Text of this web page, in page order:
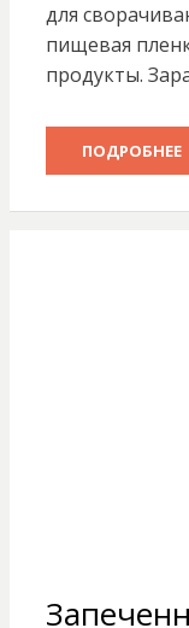
для
пищевая
продукты.
ПОДРОБНЕЕ